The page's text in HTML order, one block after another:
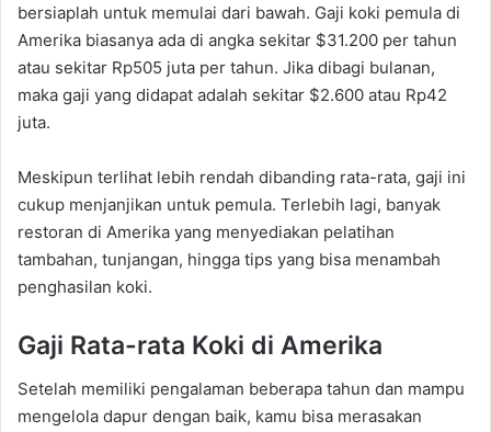
bersiaplah untuk memulai dari bawah. Gaji koki pemula di
Amerika biasanya ada di angka sekitar $31.200 per tahun
atau sekitar Rp505 juta per tahun. Jika dibagi bulanan,
maka gaji yang didapat adalah sekitar $2.600 atau Rp42
juta.
Meskipun terlihat lebih rendah dibanding rata-rata, gaji ini
cukup menjanjikan untuk pemula. Terlebih lagi, banyak
restoran di Amerika yang menyediakan pelatihan
tambahan, tunjangan, hingga tips yang bisa menambah
penghasilan koki.
Gaji Rata-rata Koki di Amerika
Setelah memiliki pengalaman beberapa tahun dan mampu
mengelola dapur dengan baik, kamu bisa merasakan